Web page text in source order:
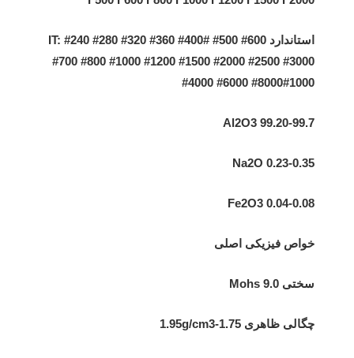
استاندارد IT: #240 #280 #320 #360 #400# #500 #600
#700 #800 #1000 #1200 #1500 #2000 #2500 #3000
#4000 #6000 #8000#1000
Al2O3 99.20-99.7
Na2O 0.23-0.35
Fe2O3 0.04-0.08
خواص فیزیکی اصلی
سختی Mohs 9.0
چگالی ظاهری 1.75-1.95g/cm3